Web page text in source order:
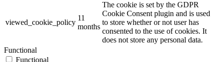
viewed_cookie_policy
11
months
The cookie is set by the GDPR
Cookie Consent plugin and is used
to store whether or not user has
consented to the use of cookies. It
does not store any personal data.
Functional
Functional